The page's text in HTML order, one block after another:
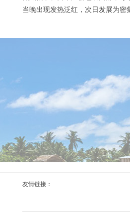
当晚出现发热泛红，次日发展为密
...
友情链接：